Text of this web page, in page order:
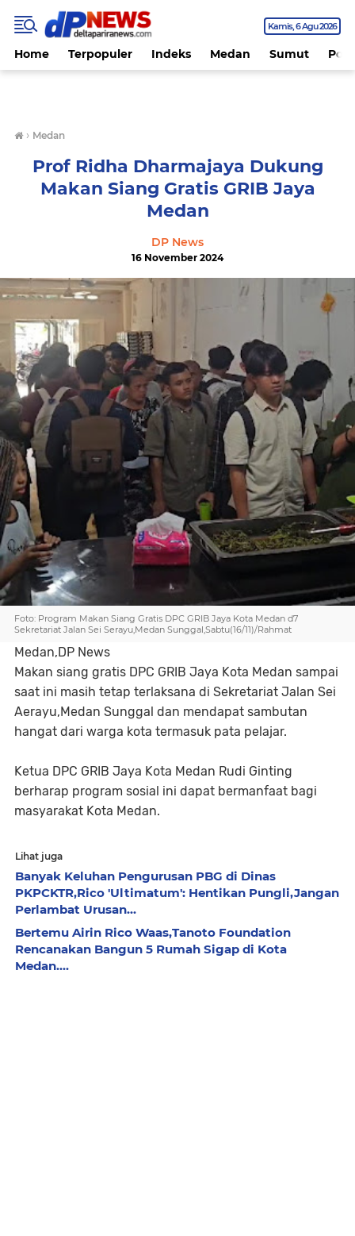
Kamis 6 Agu 2026
Home Terpopuler Indeks Medan Sumut
› Medan
Prof Ridha Dharmajaya Dukung
Makan Siang Gratis GRIB Jaya
Medan
DP News
16 November 2024
Foto: Program Makan Siang Gratis DPC GRIB Jaya Kota Medan d7
Sekretariat Jalan Sei Serayu,Medan Sunggal,Sabtu(16/11)/Rahmat
Medan,DP News
Makan siang gratis DPC GRIB Jaya Kota Medan sampai
saat ini masih tetap terlaksana di Sekretariat Jalan Sei
Aerayu,Medan Sunggal dan mendapat sambutan
hangat dari warga kota termasuk pata pelajar.
Ketua DPC GRIB Jaya Kota Medan Rudi Ginting
berharap program sosial ini dapat bermanfaat bagi
masyarakat Kota Medan.
Lihat juga
Banyak Keluhan Pengurusan PBG di Dinas
PKPCKTR,Rico 'Ultimatum': Hentikan Pungli,Jangan
Perlambat Urusan...
Bertemu Airin Rico Waas,Tanoto Foundation
Rencanakan Bangun 5 Rumah Sigap di Kota
Medan....